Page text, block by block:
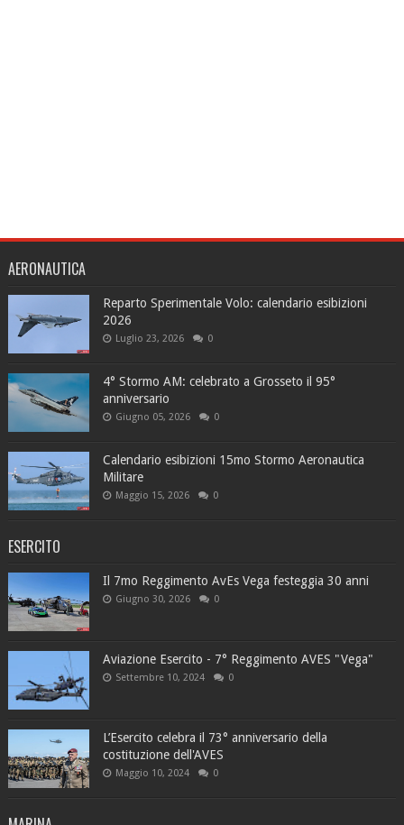
AERONAUTICA
Reparto Sperimentale Volo: calendario esibizioni
2026
Luglio 23, 2026 0
4° Stormo AM: celebrato a Grosseto il 95°
anniversario
Giugno 05, 2026 0
Calendario esibizioni 15mo Stormo Aeronautica
Militare
Maggio 15, 2026 0
ESERCITO
Il 7mo Reggimento AvEs Vega festeggia 30 anni
Giugno 30, 2026 0
Aviazione Esercito - 7° Reggimento AVES "Vega"
Settembre 10, 2024 0
L’Esercito celebra il 73° anniversario della
costituzione dell'AVES
Maggio 10, 2024 0